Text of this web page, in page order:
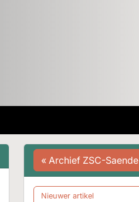
« Archief ZSC-Saende
Nieuwer artikel